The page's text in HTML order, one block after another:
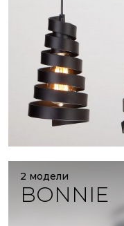
2 модели
BONNIE